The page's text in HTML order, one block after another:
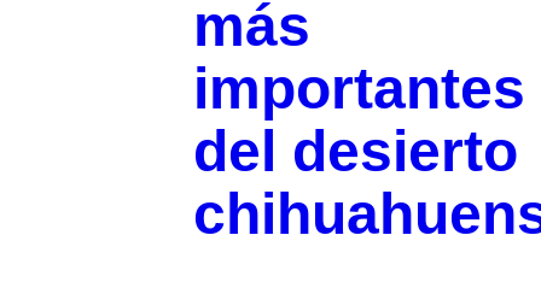
más
importantes
del desierto